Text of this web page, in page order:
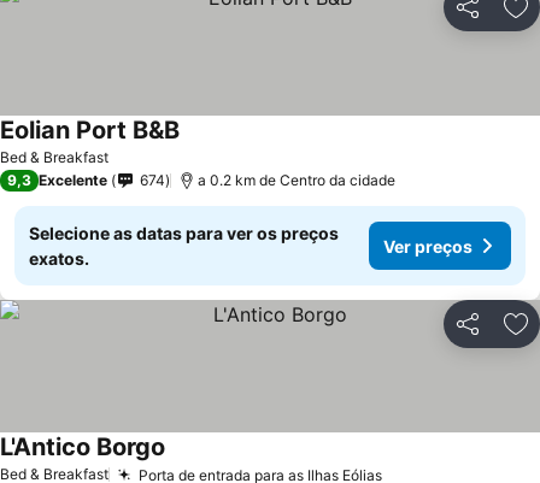
Partilhar
Bed & Breakfast
Eolian Port B&B
9,3 Excelente 674 a 0.2 km de Centro da cidade
Selecione as datas para ver os preços
exatos.
Ver preços
Partilhar
Bed & Breakfast Porta de entrada para as Ilhas Eólias
L'Antico Borgo